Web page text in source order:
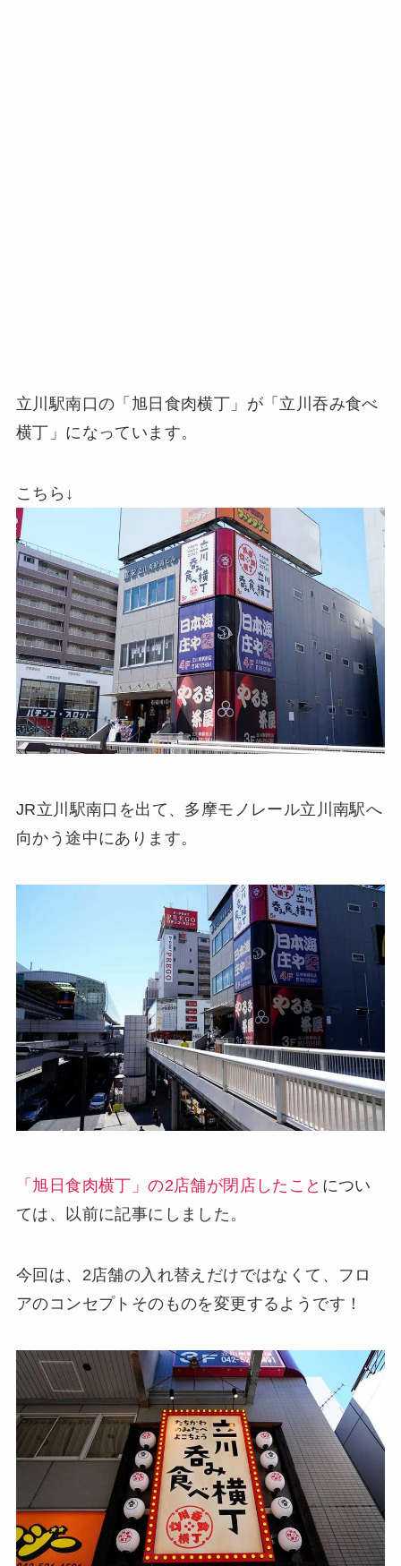
立川駅南口の「旭日食肉横丁」が「立川吞み食べ
横丁」になっています。
こちら↓
JR立川駅南口を出て、多摩モノレール立川南駅へ
向かう途中にあります。
「旭日食肉横丁」の2店舗が閉店したこと につい
ては、以前に記事にしました。
今回は、2店舗の入れ替えだけではなくて、フロ
アのコンセプトそのものを変更するようです！